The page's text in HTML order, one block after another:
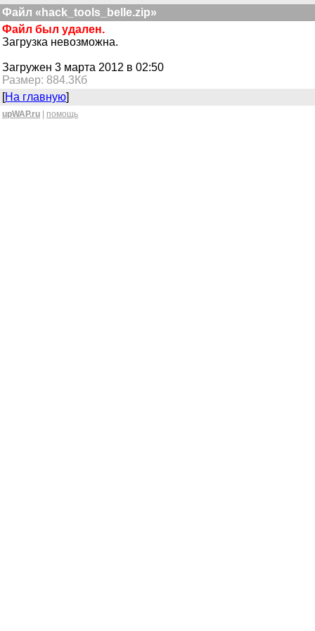
Файл «hack_tools_belle.zip»
Файл был удален.
Загрузка невозможна.
Загружен 3 марта 2012 в 02:50
Размер: 884.3Кб
[На главную]
upWAP.ru помощь